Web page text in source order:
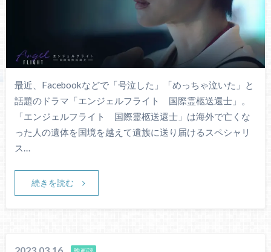
最近、Facebookなどで「号泣した」「めっちゃ泣いた」と
話題のドラマ「エンジェルフライト 国際霊柩送還士」。
「エンジェルフライト 国際霊柩送還士」は海外で亡くな
った人の遺体を国境を越えて遺族に送り届けるスペシャリ
ス…
続きを読む
2023.03.16